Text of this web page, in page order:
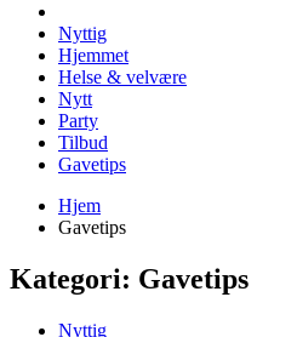
Nyttig
Hjemmet
Helse & velvære
Nytt
Party
Tilbud
Gavetips
Hjem
Gavetips
Kategori: Gavetips
Nyttig